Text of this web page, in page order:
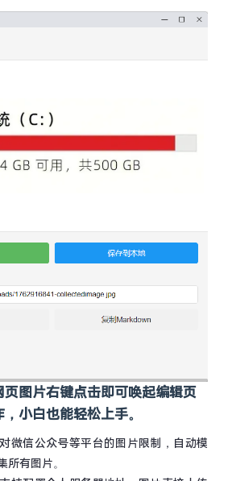
页图片右键点击即可唤起编辑页
小白也能轻松上手。
微信公众号等平台的图片限制，自动模
所有图片。